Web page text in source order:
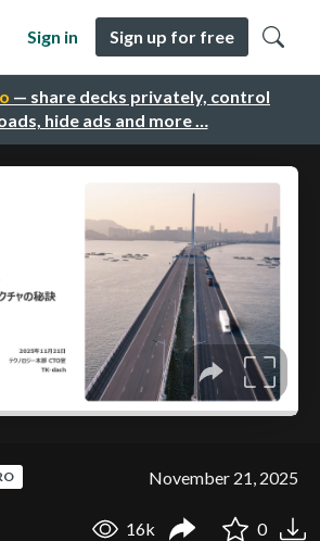
— share decks privately, control
hide ads and more …
Sign in Sign up for free
November 21, 2025
16k 0